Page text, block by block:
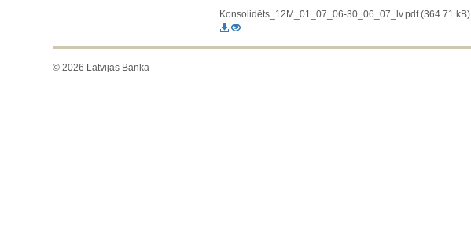
Konsolidēts_12M_01_07_06-30_06_07_lv.pdf (364.71 kB)
© 2026 Latvijas Banka